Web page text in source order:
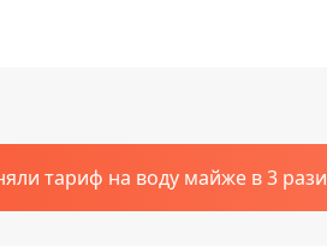
тариф на воду майже в 3 рази